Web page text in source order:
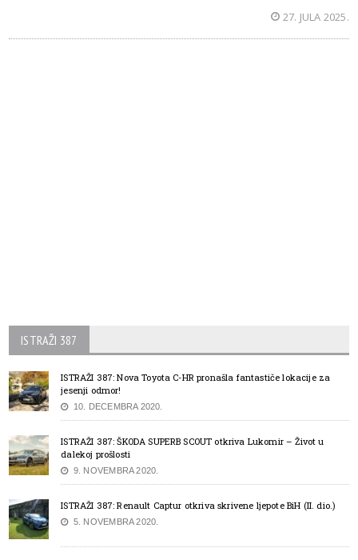
27. JULA 2025.
ISTRAŽI 387
ISTRAŽI 387: Nova Toyota C-HR pronašla fantastiče lokacije za
jesenji odmor!
10. DECEMBRA 2020.
ISTRAŽI 387: ŠKODA SUPERB SCOUT otkriva Lukomir – Život u
dalekoj prošlosti
9. NOVEMBRA 2020.
ISTRAŽI 387: Renault Captur otkriva skrivene ljepote BiH (II. dio.)
5. NOVEMBRA 2020.